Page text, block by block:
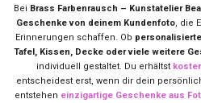
Bei Brass Farbenrausch – Kunstatelier
Geschenke von deinem Kundenfoto, die
Erinnerungen schaffen. Ob
Tafel, Kissen, Decke oder viele weitere
individuell gestaltet. Du erhältst
entscheidest erst, wenn dir dein
entstehen einzigartige Geschenke aus